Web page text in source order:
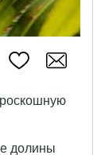
долины